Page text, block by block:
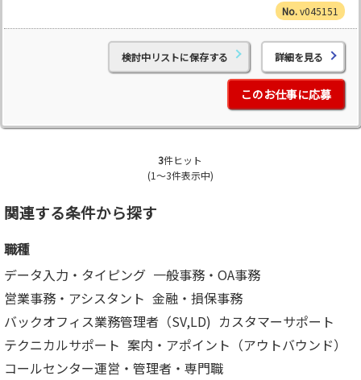
v045151
検討中リストに保存する 詳細を見る
このお仕事に応募
3件ヒット
(1～3件表示中)
関連する条件から探す
職種
データ入力・タイピング 一般事務・OA事務
営業事務・アシスタント 金融・損保事務
バックオフィス業務管理者（SV,LD) カスタマーサポート
テクニカルサポート 案内・アポイント（アウトバウンド）
コールセンター運営・管理者・専門職